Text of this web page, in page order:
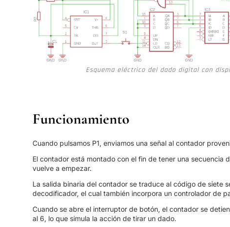
Esquema eléctrico del dado digital con
Funcionamiento
Cuando pulsamos P1, enviamos una señal al contador
El contador está montado con el fin de tener una secuencia
vuelve a empezar.
La salida binaria del contador se traduce al código de siete
decodificador, el cual también incorpora un controlador de
Cuando se abre el interruptor de botón, el contador se
al 6, lo que simula la acción de tirar un dado.